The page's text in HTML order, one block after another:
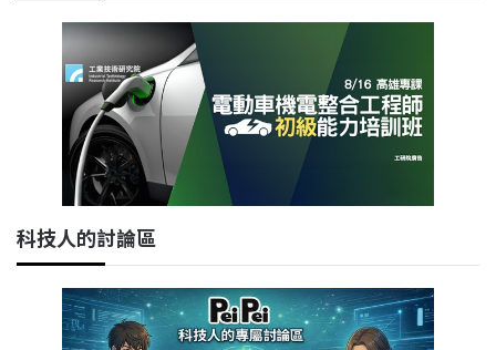
科技人的討論區